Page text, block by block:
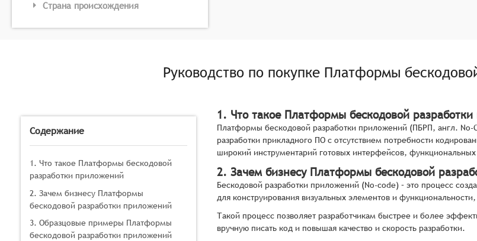
Страна происхождения
Руководство по покупке Платформы
Содержание
1. Что такое Платформы бескодовой
разработки приложений
2. Зачем бизнесу Платформы
бескодовой разработки приложений
3. Образцовые примеры Платформы
бескодовой разработки приложений
1. Что такое Платформы бескодовой
Платформы бескодовой разработки приложений (ПБРП, англ.
разработки прикладного ПО с отсутствием потребности
широкий инструментарий готовых интерфейсов, функциональных
2. Зачем бизнесу Платформы бескодовой
Бескодовой разработки приложений (No-code) – это процесс
для конструирования визуальных элементов и
Такой процесс позволяет разработчикам быстрее и более
вручную писать код и повышая качество и скорость разработки.